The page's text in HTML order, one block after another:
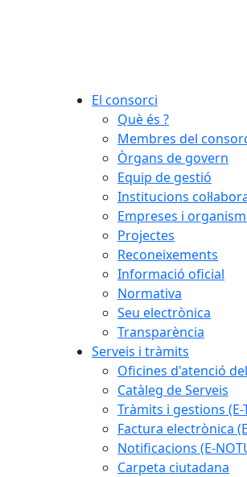
El consorci
Què és ?
Membres del
Òrgans de govern
Equip de gestió
Institucions
Empreses i
Projectes
Reconeixements
Informació oficial
Normativa
Seu electrònica
Transparència
Serveis i tràmits
Oficines d'atenció
Catàleg de Serveis
Tràmits i gestions (E-
Factura electrònica
Notificacions (E-
Carpeta ciutadana